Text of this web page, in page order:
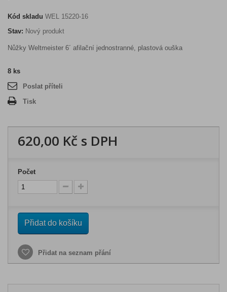
Kód skladu WEL 15220-16
Stav: Nový produkt
Nůžky Weltmeister 6´ afilační jednostranné, plastová ouška
8 ks
Poslat příteli
Tisk
620,00 Kč s DPH
Počet
Přidat do košíku
Přidat na seznam přání